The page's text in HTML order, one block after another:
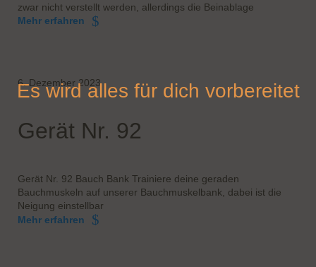
Es wird alles für dich vorbereitet
zwar nicht verstellt werden, allerdings die Beinablage
Mehr erfahren
6. Dezember 2023
Gerät Nr. 92
Gerät Nr. 92 Bauch Bank Trainiere deine geraden
Bauchmuskeln auf unserer Bauchmuskelbank, dabei ist die
Neigung einstellbar
Mehr erfahren